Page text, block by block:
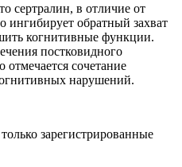
сертралин, в отличие от
обратный захват
когнитивные функции.
постковидного
сочетание
нарушений.
зарегистрированные